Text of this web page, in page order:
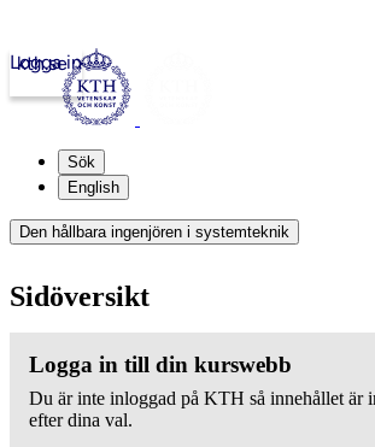
kth.se
Logga in
Sök
English
Den hållbara ingenjören i systemteknik
Sidöversikt
Logga in till din kurswebb
Du är inte inloggad på KTH så innehållet är
efter dina val.